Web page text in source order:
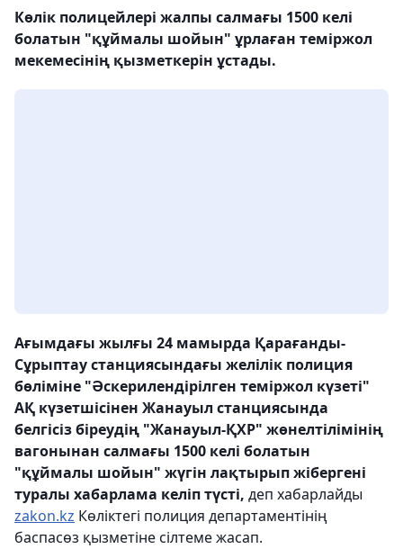
Көлік полицейлері жалпы салмағы 1500 келі
болатын "құймалы шойын" ұрлаған теміржол
мекемесінің қызметкерін ұстады.
Ағымдағы жылғы 24 мамырда Қарағанды-
Сұрыптау станциясындағы желілік полиция
бөліміне "Әскерилендірілген теміржол күзеті"
АҚ күзетшісінен Жанауыл станциясында
белгісіз біреудің "Жанауыл-ҚХР" жөнелтілімінің
вагонынан салмағы 1500 келі болатын
"құймалы шойын" жүгін лақтырып жібергені
туралы хабарлама келіп түсті, деп хабарлайды
zakon.kz Көліктегі полиция департаментінің
баспасөз қызметіне сілтеме жасап.